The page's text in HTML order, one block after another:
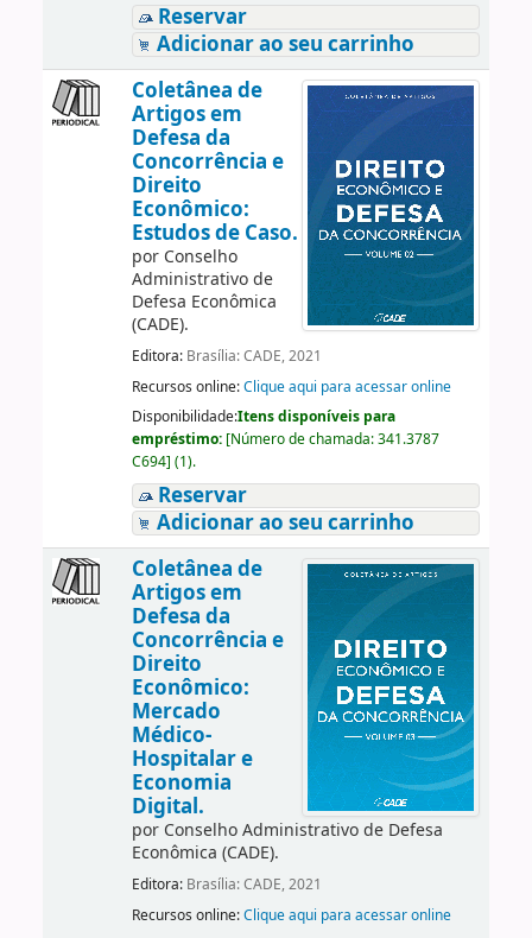
Reservar
Adicionar ao seu carrinho
Coletânea de
Artigos em
Defesa da
Concorrência e
Direito
Econômico:
Estudos de Caso.
por Conselho
Administrativo de
Defesa Econômica
(CADE).
Editora: Brasília: CADE, 2021
Recursos online:Clique aqui para acessar online
Disponibilidade:Itens disponíveis para
empréstimo: [Número de chamada:341.3787
C694] (1).
Reservar
Adicionar ao seu carrinho
Coletânea de
Artigos em
Defesa da
Concorrência e
Direito
Econômico:
Mercado
Médico-
Hospitalar e
Economia
Digital.
por Conselho Administrativo de Defesa
Econômica (CADE).
Editora: Brasília: CADE, 2021
Recursos online:Clique aqui para acessar online